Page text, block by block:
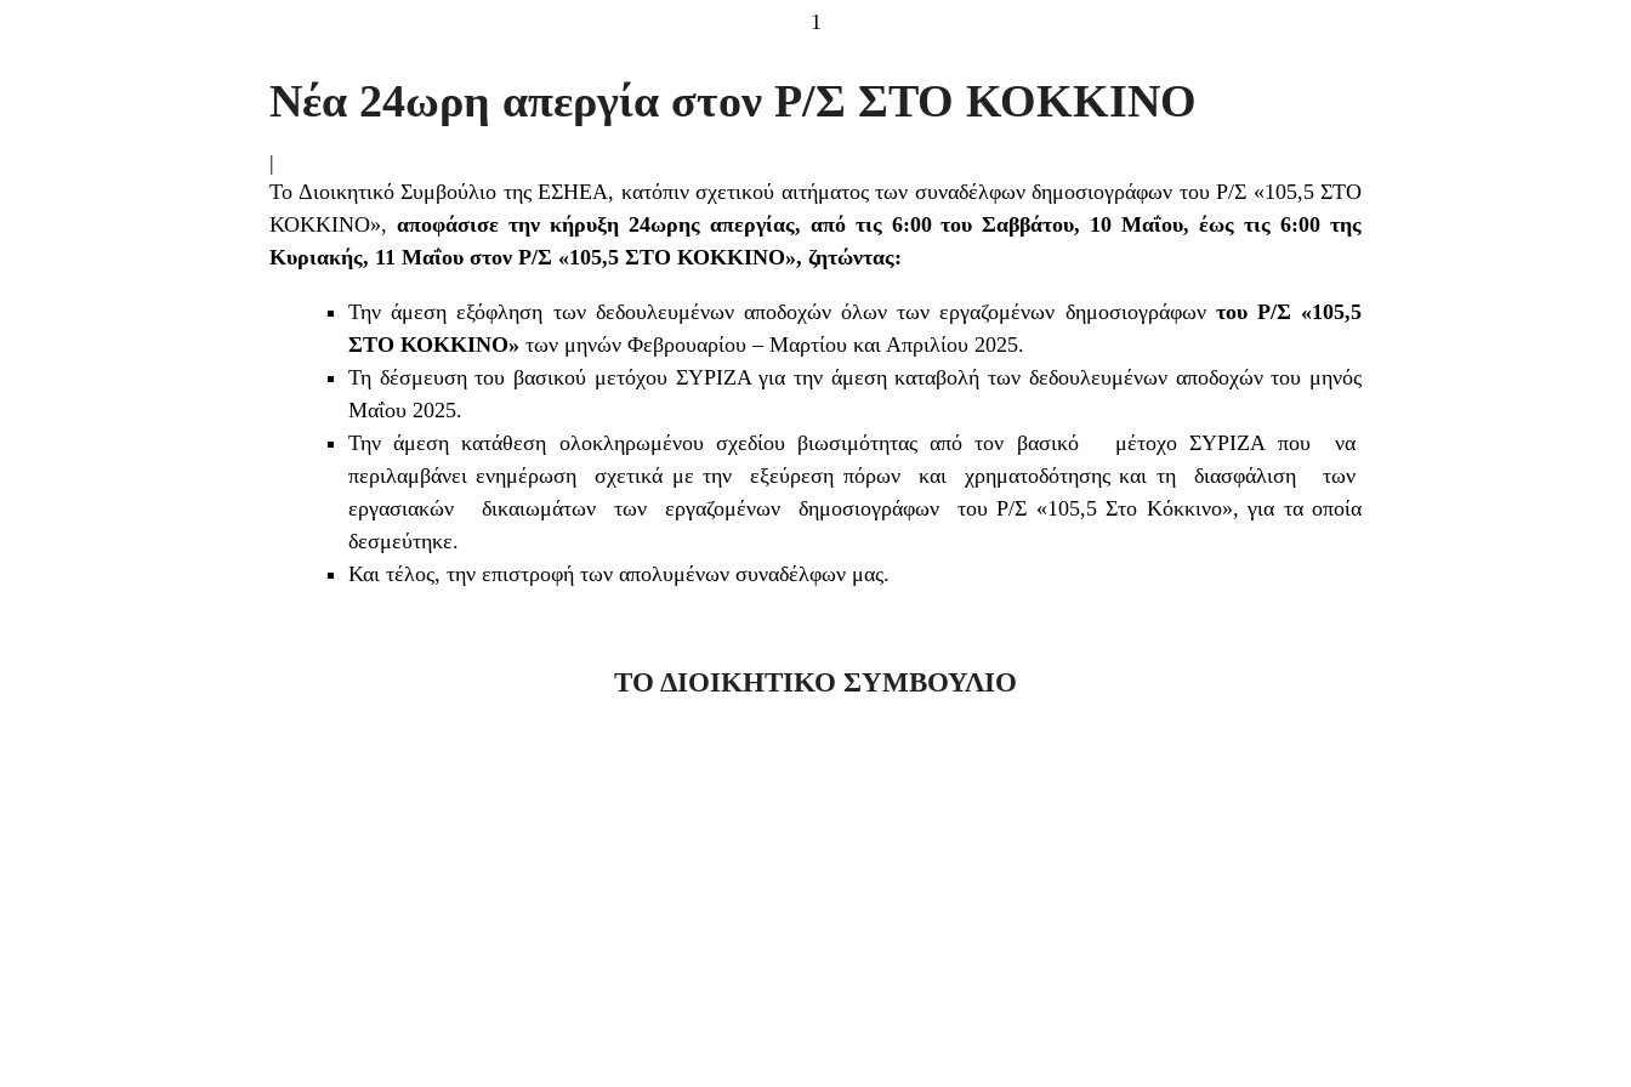
1
Νέα 24ωρη απεργία στον Ρ/Σ ΣΤΟ ΚΟΚΚΙΝΟ
|
Το Διοικητικό Συμβούλιο της ΕΣΗΕΑ, κατόπιν σχετικού αιτήματος των συναδέλφων δημοσιογράφων του Ρ/Σ «105,5 ΣΤΟ
ΚΟΚΚΙΝΟ», αποφάσισε την κήρυξη 24ωρης απεργίας, από τις 6:00 του Σαββάτου, 10 Μαΐου, έως τις 6:00 της
Κυριακής, 11 Μαΐου στον Ρ/Σ «105,5 ΣΤΟ ΚΟΚΚΙΝΟ», ζητώντας:
Την άμεση εξόφληση των δεδουλευμένων αποδοχών όλων των εργαζομένων δημοσιογράφων του Ρ/Σ «105,5
ΣΤΟ ΚΟΚΚΙΝΟ» των μηνών Φεβρουαρίου – Μαρτίου και Απριλίου 2025.
Τη δέσμευση του βασικού μετόχου ΣΥΡΙΖΑ για την άμεση καταβολή των δεδουλευμένων αποδοχών του μηνός
Μαΐου 2025.
Την άμεση κατάθεση ολοκληρωμένου σχεδίου βιωσιμότητας από τον βασικό μέτοχο ΣΥΡΙΖΑ που να
περιλαμβάνει ενημέρωση σχετικά με την εξεύρεση πόρων και χρηματοδότησης και τη διασφάλιση των
εργασιακών δικαιωμάτων των εργαζομένων δημοσιογράφων του Ρ/Σ «105,5 Στο Κόκκινο», για τα οποία
δεσμεύτηκε.
Και τέλος, την επιστροφή των απολυμένων συναδέλφων μας.
ΤΟ ΔΙΟΙΚΗΤΙΚΟ ΣΥΜΒΟΥΛΙΟ